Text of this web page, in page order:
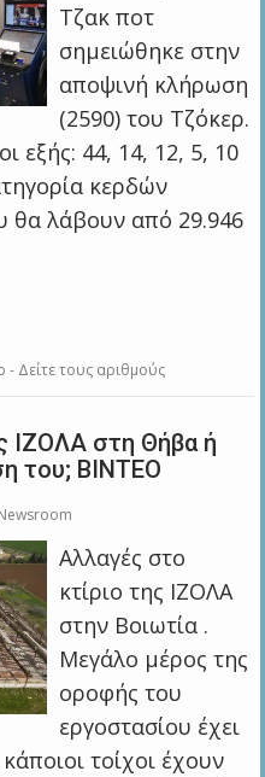
Τζακ ποτ
σημειώθηκε στην
αποψινή κλήρωση
(2590) του Τζόκερ.
εξής: 44, 14, 12, 5, 10
κερδών
θα λάβουν από 29.946
- Δείτε τους αριθμούς
ΙΖΟΛΑ στη Θήβα ή
του; ΒΙΝΤΕΟ
Αλλαγές στο
κτίριο της ΙΖΟΛΑ
στην Βοιωτία .
Μεγάλο μέρος της
οροφής του
εργοστασίου έχει
τοίχοι έχουν